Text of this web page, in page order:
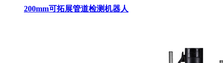
200mm可拓展管道检测机器人